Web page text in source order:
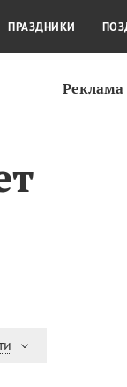
КУЛЬТУРА
ПРАЗДНИКИ